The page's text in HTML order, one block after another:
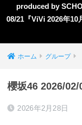
produced by
08/21『ViVi 2026年10
ホーム グループ
櫻坂46 2026/
2026年2月28日